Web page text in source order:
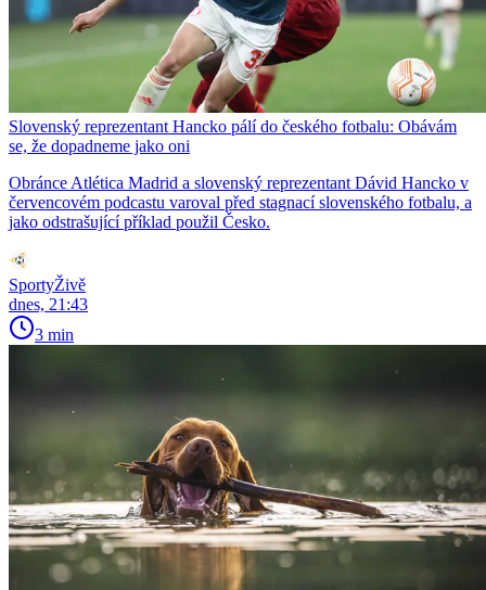
Slovenský reprezentant Hancko pálí do českého fotbalu: Obávám
se, že dopadneme jako oni
Obránce Atlética Madrid a slovenský reprezentant Dávid Hancko v
červencovém podcastu varoval před stagnací slovenského fotbalu, a
jako odstrašující příklad použil Česko.
SportyŽivě
dnes, 21:43
3 min